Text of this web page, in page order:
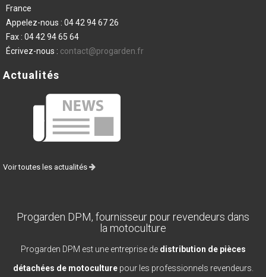
France
Appelez-nous : 04 42 94 67 26
Fax : 04 42 94 65 64
Écrivez-nous : contact@progarden.fr
Actualités
Voir toutes les actualités
Progarden DPM, fournisseur pour revendeurs dans
la motoculture
Progarden DPM est une entreprise de distribution de pièces
détachées de motoculturepour les professionnels revendeurs.